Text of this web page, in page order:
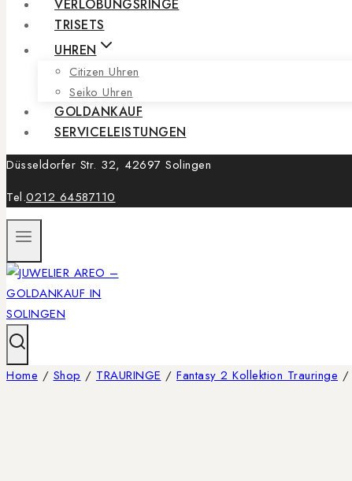
VERLOBUNGSRINGE
TRISETS
UHREN
Citizen Uhren
Seiko Uhren
GOLDANKAUF
SERVICELEISTUNGEN
Düsseldorfer Str. 32, 42697 Solingen
Tel.0212 64587110
Home / Shop / TRAURINGE / Fantasy 2 Kollektion Trauringe /